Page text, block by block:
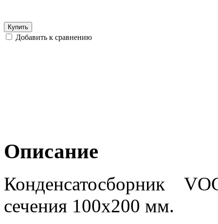
Купить
Добавить к сравнению
Описание
Конденсатосборник
сечения 100х200 мм.